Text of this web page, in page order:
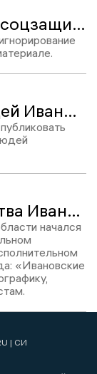
Директора департамента соцзащиты Ивановской области Анну Демину оштрафовали на две тысячи
ТОП-100 влиятельных людей Ивановской области-2025: Анна Демина, место №46
«Конструктор правительства Ивановской области» – 2025: инфографика ИН
начался
«Ивановские
| СИ